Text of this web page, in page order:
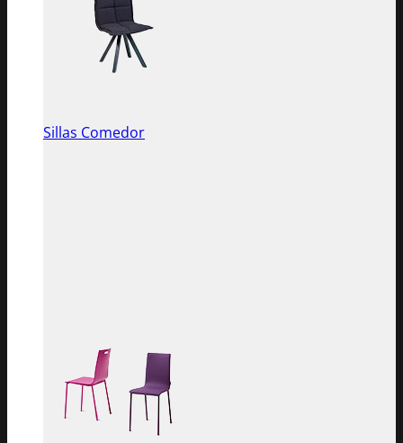
Sillas Comedor